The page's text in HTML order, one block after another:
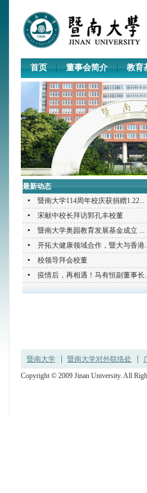
首页 董事会简介 教育
最新动态
暨南大学114周年校庆获捐赠1.22...
宋献中校长拜访郭孔丰校董
暨南大学奥园教育发展基金成立 ...
开拓大健康领域合作，暨大与香港
校领导拜会校董
疫情后，再相遇！马有恒副董事长
暨南大学 暨南大学对外联络处
Copyright © 2009 Jinan University. All